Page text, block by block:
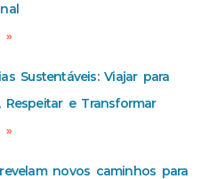
»
Sustentáveis: Viajar para
Respeitar e Transformar
»
novos caminhos para